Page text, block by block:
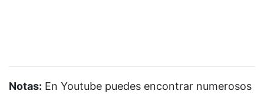
Notas: En Youtube puedes encontrar numerosos